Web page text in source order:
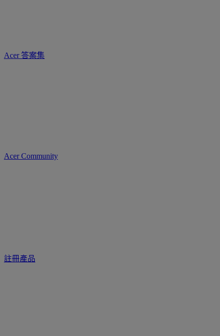
Acer 答案集
Acer Community
註冊產品